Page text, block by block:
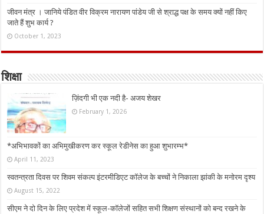
जीवन मंत्र । जानिये पंडित वीर विक्रम नारायण पांडेय जी से श्राद्ध पक्ष के समय क्यों नहीं किए
जाते हैं शुभ कार्य ?
October 1, 2023
शिक्षा
ज़िंदगी भी एक नदी है- अजय शेखर
February 1, 2026
*अभिभावकों का अभिमुखीकरण कर स्कूल रेडीनेस का हुआ शुभारम्भ*
April 11, 2023
स्वतन्त्रता दिवस पर शिवम संकल्प इंटरमीडिएट कॉलेज के बच्चों ने निकाला झांकी के मनोरम दृश्य
August 15, 2022
सीएम ने दो दिन के लिए प्रदेश में स्कूल-कॉलेजों सहित सभी शिक्षण संस्थानों को बन्द रखने के